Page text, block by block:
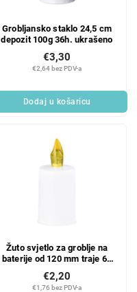
Grobljansko staklo 24,5 cm
depozit 100g 36h. ukrašeno
€2,64 bez PDV-a
€3,30
Dodaj u košaricu
Žuto svjetlo za groblje na
baterije od 120 mm traje 60
€1,76 bez PDV-a
€2,20